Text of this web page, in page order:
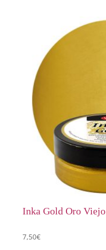
Inka Gold Oro Viejo
7,50€